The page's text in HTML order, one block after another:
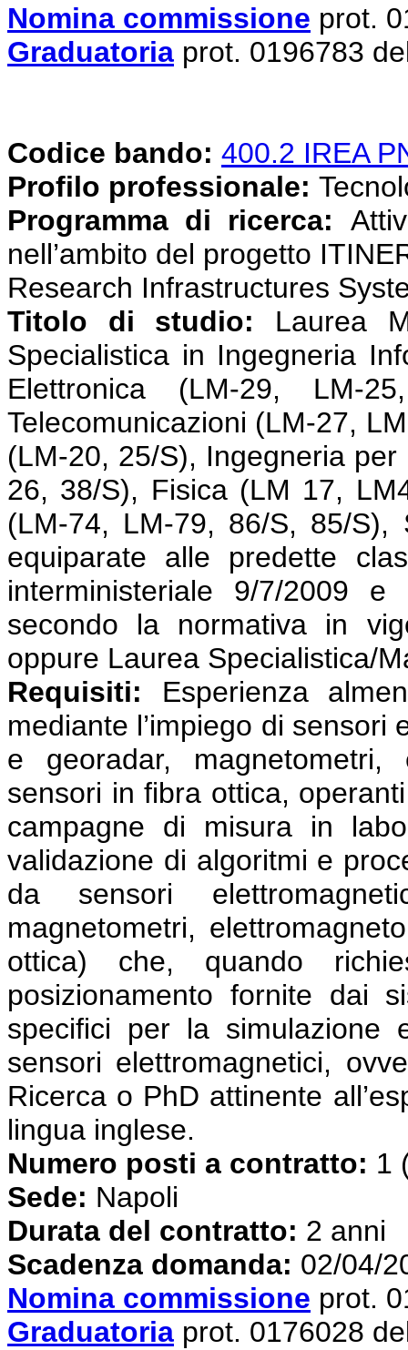
Nomina commissione prot.
Graduatoria prot. 0196783
Codice bando: 400.2 IREA
Profilo professionale:
Programma di ricerca:
nell’ambito del progetto
Research Infrastructures
Titolo di studio: Laurea
Specialistica in Ingegneria
Elettronica (LM-29, LM-
Telecomunicazioni (LM-27,
(LM-20, 25/S), Ingegneria per
26, 38/S), Fisica (LM 17,
(LM-74, LM-79, 86/S, 85/S),
equiparate alle predette
interministeriale 9/7/2009 e
secondo la normativa in
oppure Laurea Specialistica/
Requisiti: Esperienza
mediante l’impiego di
e georadar, magnetometri,
sensori in fibra ottica,
campagne di misura in
validazione di algoritmi e
da sensori
magnetometri,
ottica) che, quando
posizionamento fornite dai
specifici per la simulazione
sensori elettromagnetici,
Ricerca o PhD attinente
lingua inglese.
Numero posti a contratto: 1
Sede: Napoli
Durata del contratto: 2 anni
Scadenza domanda: 02/04/
Nomina commissione prot.
Graduatoria prot. 0176028